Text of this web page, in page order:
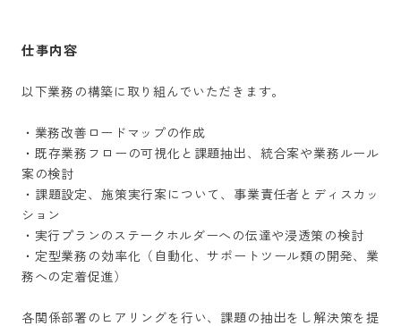
仕事内容
以下業務の構築に取り組んでいただきます。
・業務改善ロードマップの作成
・既存業務フローの可視化と課題抽出、統合案や業務ルール
案の検討
・課題設定、施策実行案について、事業責任者とディスカッ
ション
・実行プランのステークホルダーへの伝達や浸透策の検討
・定型業務の効率化（自動化、サポートツール類の開発、業
務への定着促進）
各関係部署のヒアリングを行い、課題の抽出をし解決策を提